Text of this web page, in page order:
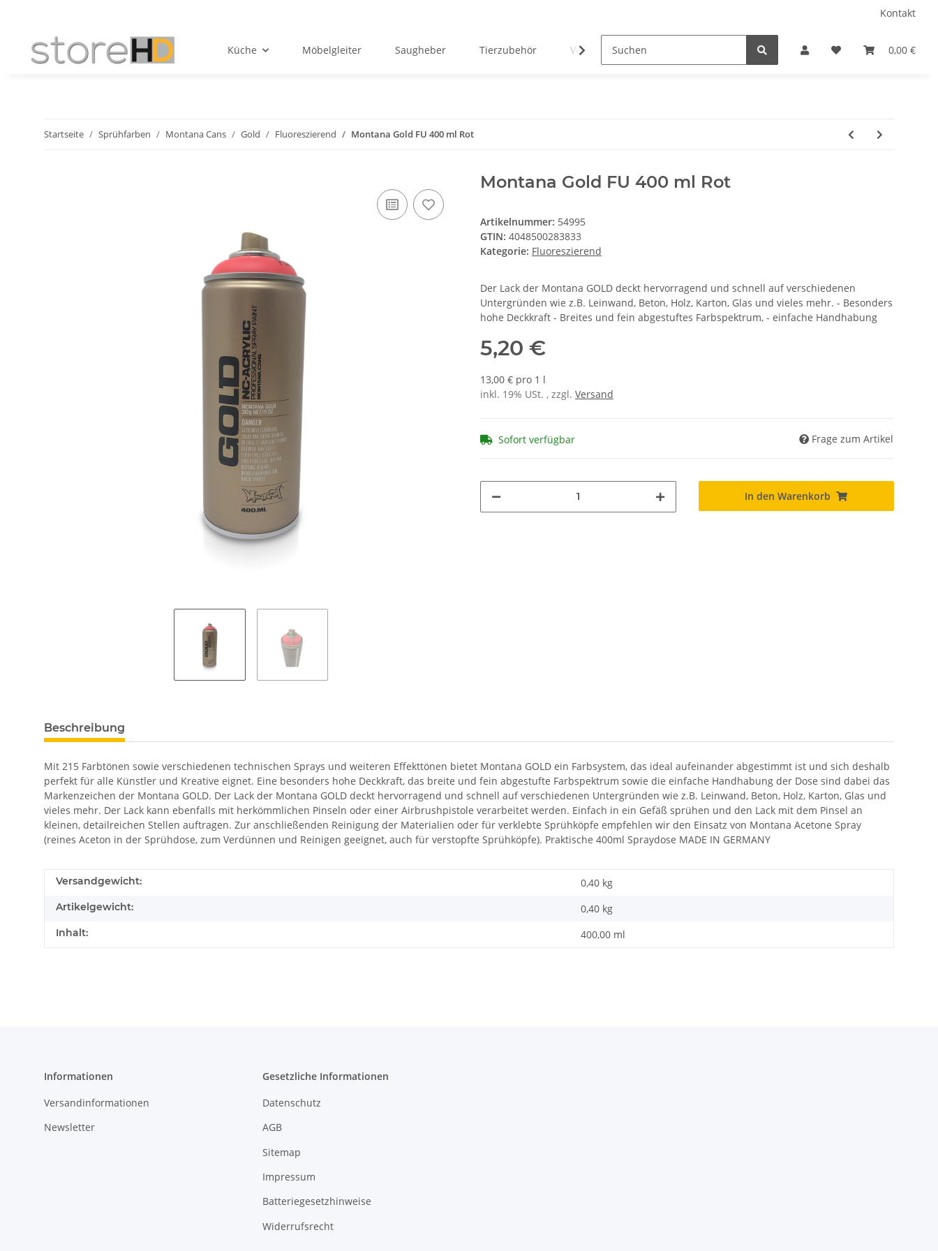
Kontakt
0,00 €
Küche Möbelgleiter Saugheber Tierzubehör Verreisen / Camping Sprühfarben Geschenkartikel
Startseite Sprühfarben Montana Cans Gold Fluoreszierend Montana Gold FU 400 ml Rot
Montana Gold FU 400 ml Rot
Artikelnummer: 54995
GTIN: 4048500283833
Kategorie: Fluoreszierend
Der Lack der Montana GOLD deckt hervorragend und schnell auf verschiedenen
Untergründen wie z.B. Leinwand, Beton, Holz, Karton, Glas und vieles mehr. - Besonders
hohe Deckkraft - Breites und fein abgestuftes Farbspektrum, - einfache Handhabung
5,20 €
13,00 € pro 1 l
inkl. 19% USt. , zzgl. Versand
Sofort verfügbar Frage zum Artikel
In den Warenkorb
Beschreibung
Mit 215 Farbtönen sowie verschiedenen technischen Sprays und weiteren Effekttönen bietet Montana GOLD ein Farbsystem, das ideal aufeinander abgestimmt ist und sich deshalb
perfekt für alle Künstler und Kreative eignet. Eine besonders hohe Deckkraft, das breite und fein abgestufte Farbspektrum sowie die einfache Handhabung der Dose sind dabei das
Markenzeichen der Montana GOLD. Der Lack der Montana GOLD deckt hervorragend und schnell auf verschiedenen Untergründen wie z.B. Leinwand, Beton, Holz, Karton, Glas und
vieles mehr. Der Lack kann ebenfalls mit herkömmlichen Pinseln oder einer Airbrushpistole verarbeitet werden. Einfach in ein Gefäß sprühen und den Lack mit dem Pinsel an
kleinen, detailreichen Stellen auftragen. Zur anschließenden Reinigung der Materialien oder für verklebte Sprühköpfe empfehlen wir den Einsatz von Montana Acetone Spray
(reines Aceton in der Sprühdose, zum Verdünnen und Reinigen geeignet, auch für verstopfte Sprühköpfe). Praktische 400ml Spraydose MADE IN GERMANY
Versandgewicht: 0,40 kg
Artikelgewicht: 0,40 kg
Inhalt: 400,00 ml
Informationen
Versandinformationen
Newsletter
Gesetzliche Informationen
Datenschutz
AGB
Sitemap
Impressum
Batteriegesetzhinweise
Widerrufsrecht